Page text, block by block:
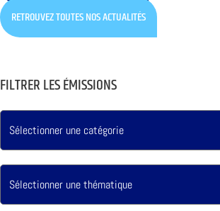
RETROUVEZ TOUTES NOS ACTUALITÉS
FILTRER LES ÉMISSIONS